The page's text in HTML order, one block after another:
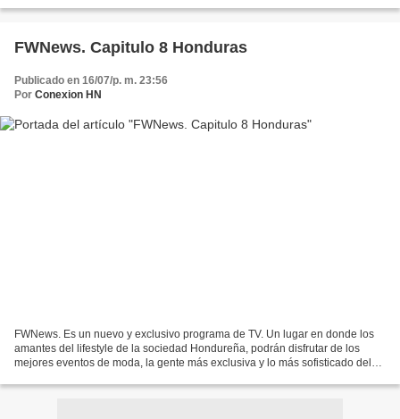
FWNews. Capitulo 8 Honduras
Publicado en 16/07/p. m. 23:56
Por Conexion HN
FWNews. Es un nuevo y exclusivo programa de TV. Un lugar en donde los
amantes del lifestyle de la sociedad Hondureña, podrán disfrutar de los
mejores eventos de moda, la gente más exclusiva y lo más sofisticado del